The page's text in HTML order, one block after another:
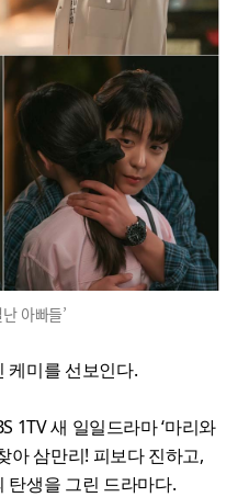
아빠들’
케미를 선보인다.
1TV 새 일일드라마 ‘마리와
아 삼만리! 피보다 진하고,
탄생을 그린 드라마다.